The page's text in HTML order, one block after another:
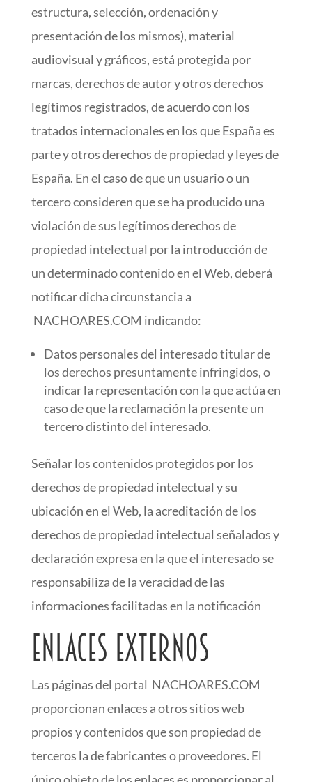
estructura, selección, ordenación y
presentación de los mismos), material
audiovisual y gráficos, está protegida por
marcas, derechos de autor y otros derechos
legítimos registrados, de acuerdo con los
tratados internacionales en los que España es
parte y otros derechos de propiedad y leyes de
España. En el caso de que un usuario o un
tercero consideren que se ha producido una
violación de sus legítimos derechos de
propiedad intelectual por la introducción de
un determinado contenido en el Web, deberá
notificar dicha circunstancia a
NACHOARES.COM indicando:
Datos personales del interesado titular de
los derechos presuntamente infringidos, o
indicar la representación con la que actúa en
caso de que la reclamación la presente un
tercero distinto del interesado.
Señalar los contenidos protegidos por los
derechos de propiedad intelectual y su
ubicación en el Web, la acreditación de los
derechos de propiedad intelectual señalados y
declaración expresa en la que el interesado se
responsabiliza de la veracidad de las
informaciones facilitadas en la notificación
Enlaces Externos
Las páginas del portal NACHOARES.COM
proporcionan enlaces a otros sitios web
propios y contenidos que son propiedad de
terceros la de fabricantes o proveedores. El